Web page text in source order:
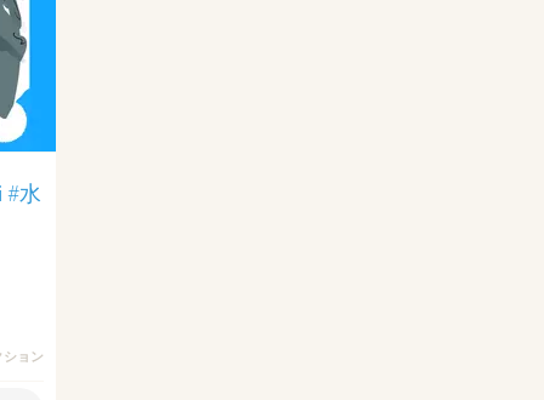
#水
ション